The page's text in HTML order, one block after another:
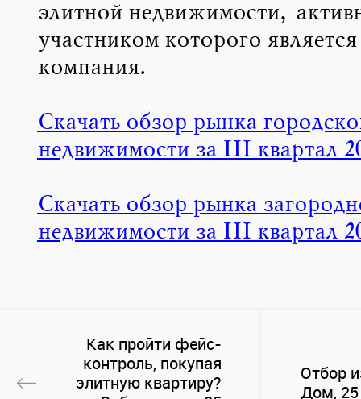
элитной недвижимости,
участником которого
компания.
Скачать обзор рынка
недвижимости за III квартал
Скачать обзор рынка
недвижимости за III квартал
Как пройти фейс-
контроль, покупая
элитную квартиру?
Отбор
Дом, 25